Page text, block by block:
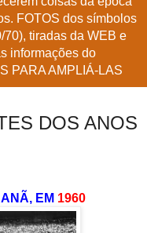
FOTOS dos símbolos
tiradas da WEB e
informações do
PARA AMPLIÁ-LAS
DOS ANOS
EM 1960